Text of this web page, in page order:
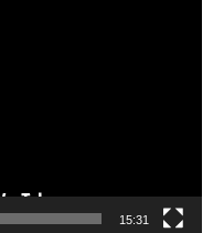
15:31